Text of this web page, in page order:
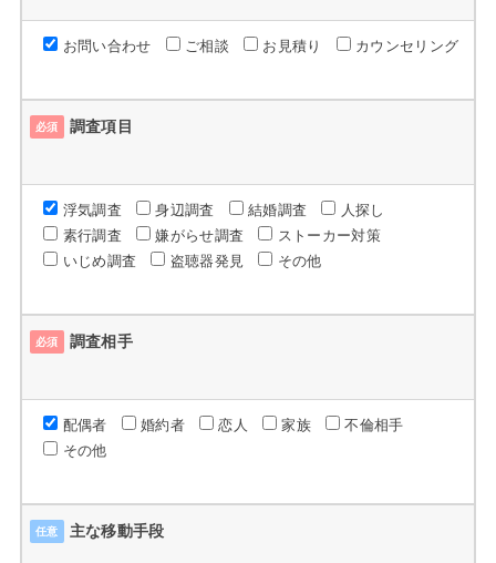
お問い合わせ ご相談 お見積り カウンセリング
必須 調査項目
浮気調査 身辺調査 結婚調査
人探し
素行調査
嫌がらせ調査
ストーカー対策
いじめ調査
盗聴器発見 その他
必須 調査相手
配偶者 婚約者 恋人 家族
不倫相手
その他
任意 主な移動手段